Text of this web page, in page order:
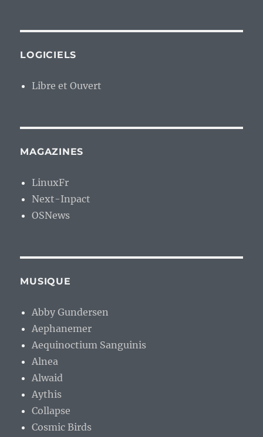
LOGICIELS
Libre et Ouvert
MAGAZINES
LinuxFr
Next-Inpact
OSNews
MUSIQUE
Abby Gundersen
Aephanemer
Aequinoctium Sanguinis
Alnea
Alwaid
Aythis
Collapse
Cosmic Birds